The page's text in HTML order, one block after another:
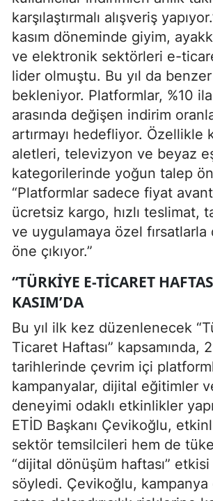
karşılaştırmalı alışveriş
kasım döneminde giyim,
ve elektronik sektörleri e-
lider olmuştu. Bu yıl da
bekleniyor. Platformlar, %10
arasında değişen indirim
artırmayı hedefliyor. Özellikle
aletleri, televizyon ve beyaz
kategorilerinde yoğun talep
“Platformlar sadece fiyat
ücretsiz kargo, hızlı teslimat,
ve uygulamaya özel
öne çıkıyor.”
“TÜRKIYE E-TICARET
KASIM’DA
Bu yıl ilk kez düzenlenecek
Ticaret Haftası” kapsamında,
tarihlerinde çevrim içi
kampanyalar, dijital eğitimler
deneyimi odaklı etkinlikler
ETİD Başkanı Çevikoğlu,
sektör temsilcileri hem de
“dijital dönüşüm haftası” etkisi
söyledi. Çevikoğlu, kampanya